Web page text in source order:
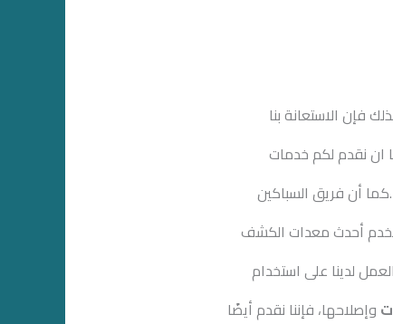
فإن الاستعانة بنا
ان نقدم لكم خدمات
.كما أن فريق السباكين
أحدث معدات الكشف
لدينا على استخدام
وإصلاحها، فإننا نقدم أيضًا